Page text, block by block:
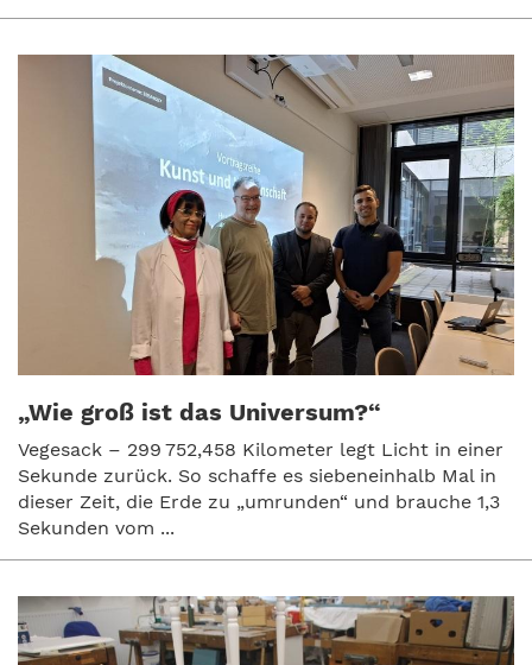
„Wie groß ist das Universum?“
Vegesack – 299 752,458 Kilometer legt Licht in einer
Sekunde zurück. So schaffe es siebeneinhalb Mal in
dieser Zeit, die Erde zu „umrunden“ und brauche 1,3
Sekunden vom ...